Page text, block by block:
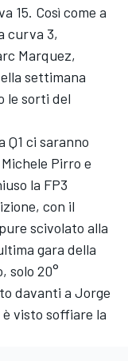
15. Così come a
curva 3,
Marquez,
settimana
le sorti del
ci saranno
Michele Pirro e
la FP3
con il
scivolato alla
gara della
, solo 20°
davanti a Jorge
visto soffiare la